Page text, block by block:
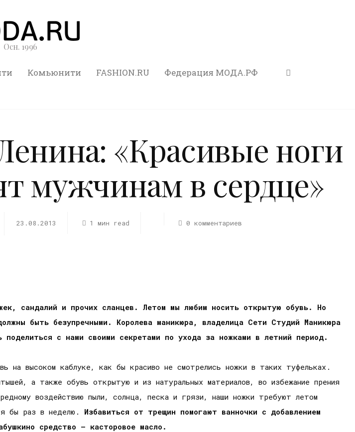
Осн. 1996
Комьюнити FASHION.RU Федерация МОДА.РФ
«Красивые ноги
мужчинам в сердце»
23.08.2013 1 мин read 0 комментариев
сандалий и прочих сланцев. Летом мы любим носить открытую обувь. Но
быть безупречными. Королева маникюра, владелица Сети Студий Маникюра
с нами своими секретами по ухода за ножками в летний период.
на высоком каблуке, как бы красиво не смотрелись ножки в таких туфельках.
а также обувь открытую и из натуральных материалов, во избежание прения
воздействию пыли, солнца, песка и грязи, наши ножки требуют летом
бы раз в неделю. Избавиться от трещин помогают ванночки с добавлением
средство – касторовое масло.